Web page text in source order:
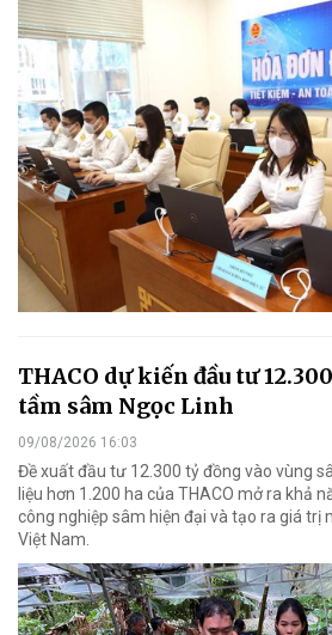
THACO dự kiến đầu tư
tầm sâm Ngọc Linh
09/08/2026 16:03
Đề xuất đầu tư 12.300 tỷ đồng vào vùng
liệu hơn 1.200 ha của THACO mở ra khả
công nghiệp sâm hiện đại và tạo ra giá trị
Việt Nam.